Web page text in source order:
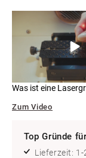
Was ist eine
Zum Video
Top Gründe
Lieferzeit: